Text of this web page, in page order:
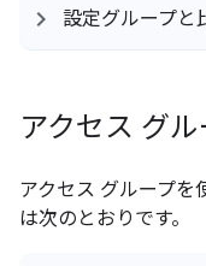
設定グループと
アクセス グ
アクセス グループを
は次のとおりです。